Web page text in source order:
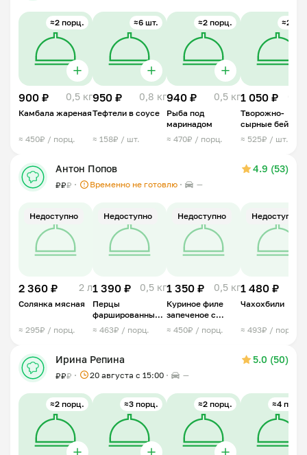
≈2 порц.
900 ₽ 0,5 кг
Камбала жареная
≈ 450₽ / порц.
≈6 шт.
950 ₽ 0,8 кг
Тефтели в соусе
≈ 158₽ / шт.
≈2 порц.
940 ₽ 0,5 кг
Рыба под
маринадом
≈ 470₽ / порц.
≈2 шт.
1 050 ₽
Творожно-
сырные бейглы
ПП
≈ 525₽ / шт.
Антон Попов 4.9 (53)
₽₽₽ Временно не готовлю —
Недоступно
2 360 ₽ 2 л
Солянка мясная
≈ 295₽ / порц.
Недоступно
1 390 ₽ 0,5 кг
Перцы
фаршированные
запечённые
≈ 463₽ / порц.
Недоступно
1 350 ₽ 0,5 кг
Куриное филе
запеченое с
ананасом
≈ 450₽ / порц.
Недоступно
1 480 ₽
Чахохбили
≈ 493₽ / порц.
Ирина Репина 5.0 (50)
₽₽₽ 20 августа с 15:00 —
≈2 порц. ≈3 порц. ≈2 порц. ≈4 порц.